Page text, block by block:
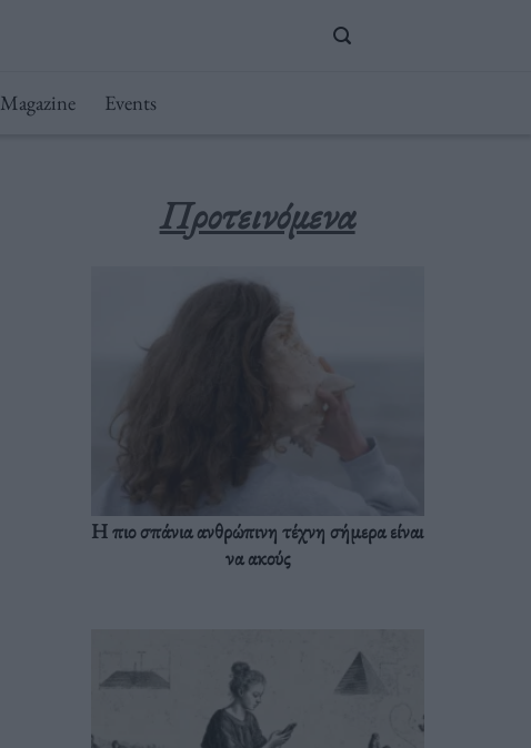
Magazine Events
Προτεινόμενα
Η πιο σπάνια ανθρώπινη τέχνη σήμερα είναι
να ακούς